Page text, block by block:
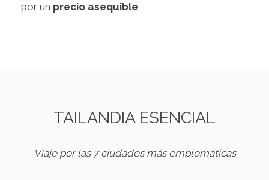
por un precio asequible.
TAILANDIA ESENCIAL
Viaje por las 7 ciudades más emblemáticas